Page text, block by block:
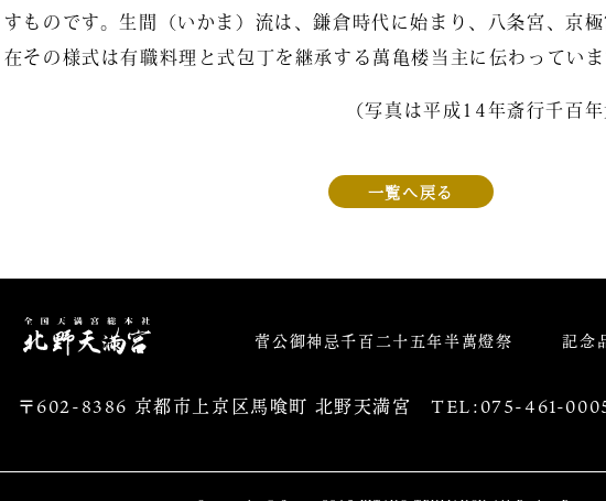
すものです。生間（いかま）流は、鎌倉時代に始まり、八条宮、京
在その様式は有職料理と式包丁を継承する萬亀楼当主に伝わっていま
（写真は平成14年斎行千百
一覧へ戻る
北野天満宮 菅公御神忌千百二十五年半萬燈祭 記念
〒602-8386 京都市上京区馬喰町 北野天満宮TEL:075-461-